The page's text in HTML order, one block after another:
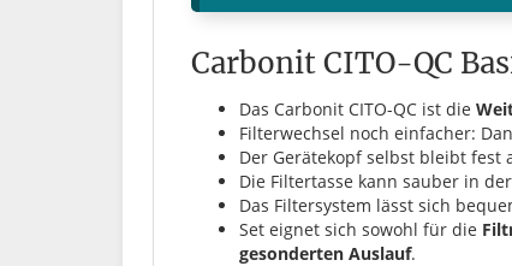
Carbonit CITO-QC
Das Carbonit CITO-QC ist die
Filterwechsel noch einfacher:
Der Gerätekopf selbst bleibt fest
Die Filtertasse kann sauber in
Das Filtersystem lässt sich
Set eignet sich sowohl für die
gesonderten Auslauf.